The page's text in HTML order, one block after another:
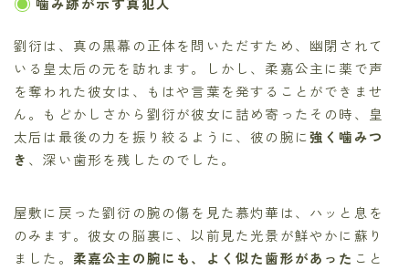
劉衍は、真の黒幕の正体を問いただすため、幽閉されて
いる皇太后の元を訪れます。しかし、柔嘉公主に薬で声
を奪われた彼女は、もはや言葉を発することができませ
ん。もどかしさから劉衍が彼女に詰め寄ったその時、皇
太后は最後の力を振り絞るように、彼の腕に強く噛みつ
き 、深い歯形を残したのでした。
屋敷に戻った劉衍の腕の傷を見た慕灼華は、ハッと息を
のみます。彼女の脳裏に、以前見た光景が鮮やかに蘇り
ました。 柔嘉公主の腕にも、よく似た歯形があった こと